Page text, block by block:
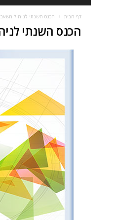
דף הבית הכנס השנתי לניהול משאבי אנוש – 2016
הכנס השנתי לניהול